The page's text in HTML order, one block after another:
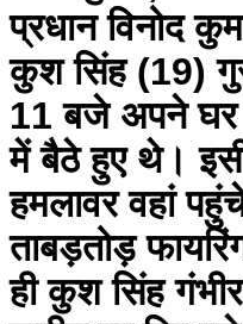
प्रधान विनोद
कुश सिंह (19)
11 बजे अपने घर
में बैठे हुए थे। इसी
हमलावर वहां
ताबड़तोड़
ही कुश सिंह